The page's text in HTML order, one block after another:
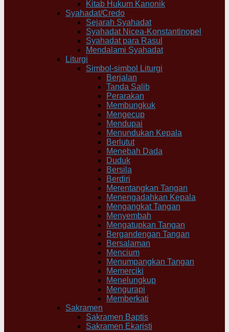
Kitab Hukum Kanonik
Syahadat/Credo
Sejarah Syahadat
Syahadat Nicea-Konstantinopel
Syahadat para Rasul
Mendalami Syahadat
Liturgi
Simbol-simbol Liturgi
Berjalan
Tanda Salib
Perarakan
Membungkuk
Mengecup
Mendupai
Menundukan Kepala
Berlutut
Menebah Dada
Duduk
Bersila
Berdiri
Merentangkan Tangan
Menengadahkan Kepala
Mengangkat Tangan
Menyembah
Mengatupkan Tangan
Bergandengan Tangan
Bersalaman
Mencium
Menumpangkan Tangan
Memerciki
Menelungkup
Mengurapi
Memberkati
Sakramen
Sakramen Baptis
Sakramen Ekaristi